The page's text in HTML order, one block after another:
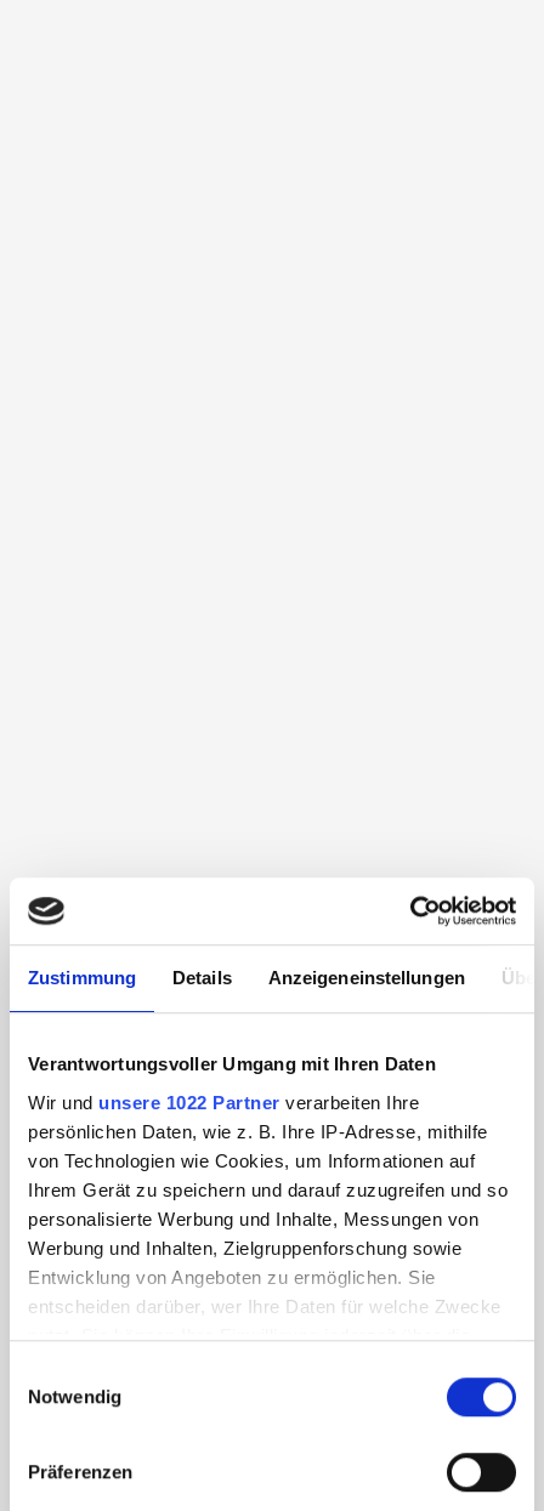
Zustimmung Details Anzeigeneinstellungen
Verantwortungsvoller Umgang mit Ihren Daten
Wir und unsere 1022 Partner verarbeiten Ihre
persönlichen Daten, wie z. B. Ihre IP-Adresse, mithilfe
von Technologien wie Cookies, um Informationen auf
Ihrem Gerät zu speichern und darauf zuzugreifen und so
personalisierte Werbung und Inhalte, Messungen von
Werbung und Inhalten, Zielgruppenforschung sowie
Entwicklung von Angeboten zu ermöglichen. Sie
entscheiden darüber, wer Ihre Daten für welche Zwecke
nutzt. Sie können Ihre Einwilligung jederzeit über die
Trigger Symbol ändern oder widerrufen
Informationen über Ihre geografische Lage
Notwendig
Präferenzen